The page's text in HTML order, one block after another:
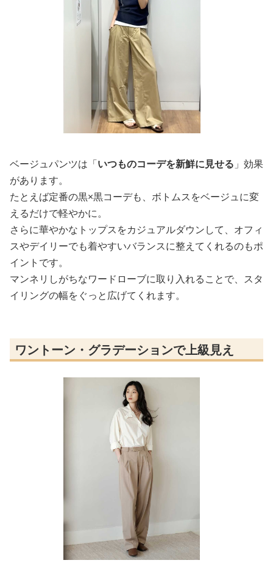
ベージュパンツは「いつものコーデを新鮮に見せる 」効果
があります。
たとえば定番の黒×黒コーデも、ボトムスをベージュに変
えるだけで軽やかに。
さらに華やかなトップスをカジュアルダウンして、オフィ
スやデイリーでも着やすいバランスに整えてくれるのもポ
イントです。
マンネリしがちなワードローブに取り入れることで、スタ
イリングの幅をぐっと広げてくれます。
ワントーン・グラデーションで上級見え